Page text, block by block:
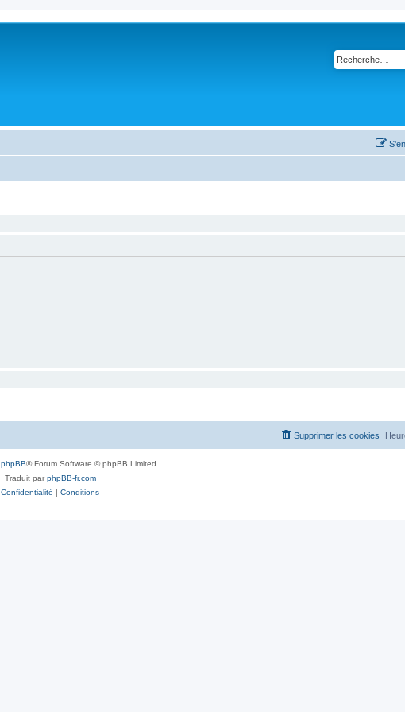
Supprimer les cookies
phpBB® Forum Software © phpBB Limited
Traduit parphpBB-fr.com
Confidentialité | Conditions